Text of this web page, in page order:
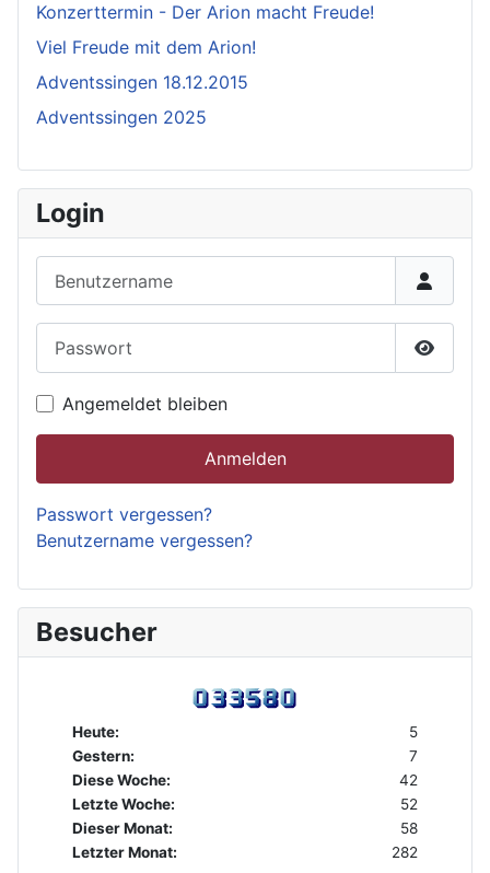
Konzerttermin - Der Arion macht Freude!
Viel Freude mit dem Arion!
Adventssingen 18.12.2015
Adventssingen 2025
Login
Angemeldet bleiben
Anmelden
Passwort vergessen?
Benutzername vergessen?
Besucher
Heute:
5
Gestern:
7
Diese Woche:
42
Letzte Woche:
52
Dieser Monat:
58
Letzter Monat:
282